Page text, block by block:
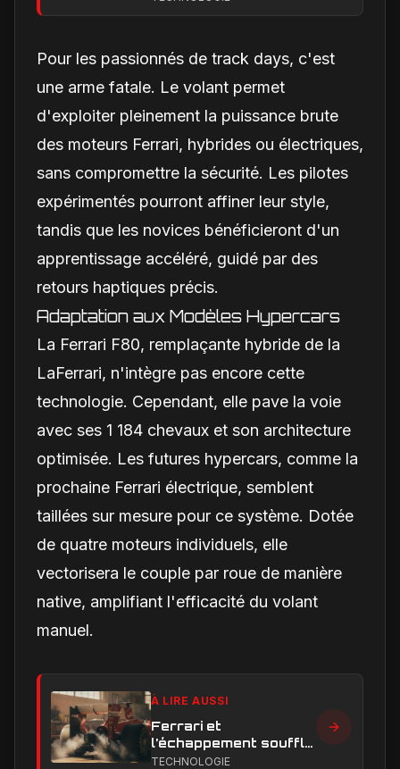
Pour les passionnés de track days, c'est
une arme fatale. Le volant permet
d'exploiter pleinement la puissance brute
des moteurs Ferrari, hybrides ou électriques,
sans compromettre la sécurité. Les pilotes
expérimentés pourront affiner leur style,
tandis que les novices bénéficieront d'un
apprentissage accéléré, guidé par des
retours haptiques précis.
Adaptation aux Modèles Hypercars
La Ferrari F80, remplaçante hybride de la
LaFerrari, n'intègre pas encore cette
technologie. Cependant, elle pave la voie
avec ses 1 184 chevaux et son architecture
optimisée. Les futures hypercars, comme la
prochaine Ferrari électrique, semblent
taillées sur mesure pour ce système. Dotée
de quatre moteurs individuels, elle
vectorisera le couple par roue de manière
native, amplifiant l'efficacité du volant
manuel.
À LIRE AUSSI
Ferrari et
l’échappement soufflé
en Formule 1 : le
TECHNOLOGIE